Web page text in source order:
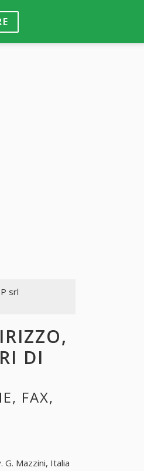
srl
DI
FAX,
G. Mazzini, Italia